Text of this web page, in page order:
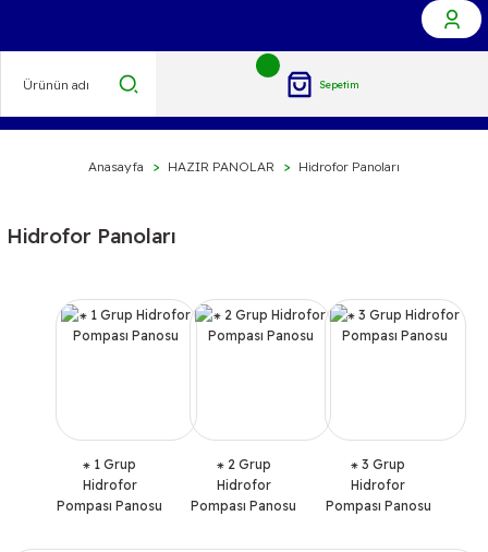
Sepetim
Anasayfa HAZIR PANOLAR Hidrofor Panoları
Hidrofor Panoları
⁕ 1 Grup
Hidrofor
Pompası Panosu
⁕ 2 Grup
Hidrofor
Pompası Panosu
⁕ 3 Grup
Hidrofor
Pompası Panosu